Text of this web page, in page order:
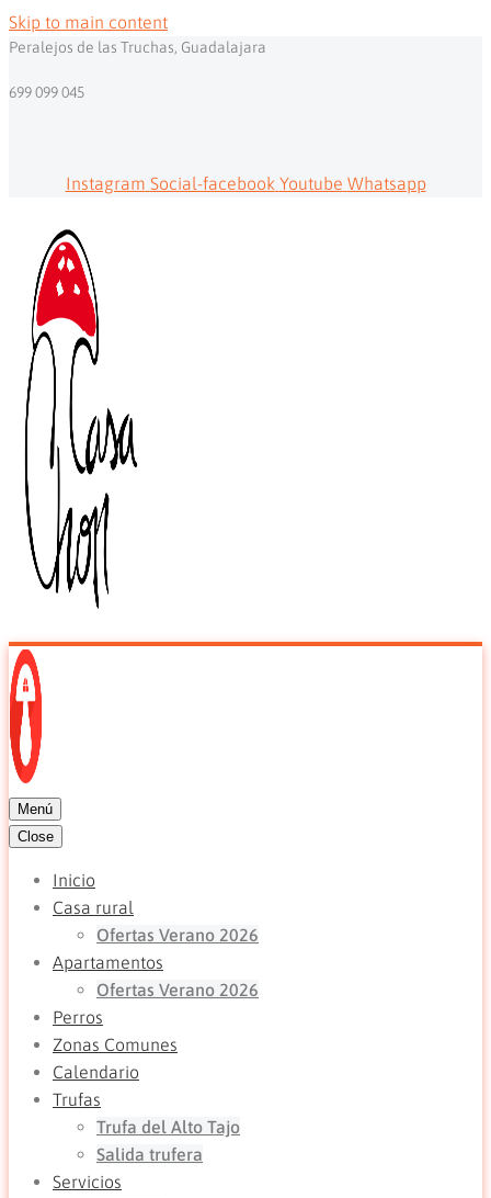
Skip to main content
Peralejos de las Truchas, Guadalajara
699 099 045
Instagram Social-facebook Youtube Whatsapp
Menú
Close
Inicio
Casa rural
Ofertas Verano 2026
Apartamentos
Ofertas Verano 2026
Perros
Zonas Comunes
Calendario
Trufas
Trufa del Alto Tajo
Salida trufera
Servicios